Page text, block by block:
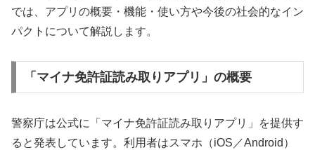
では、アプリの概要・機能・使い方や今後の社会的なイン
パクトについて解説します。
「マイナ免許証読み取りアプリ」の概要
警察庁は公式に「マイナ免許証読み取りアプリ」を提供す
ると発表しています。利用者はスマホ（iOS／Android）